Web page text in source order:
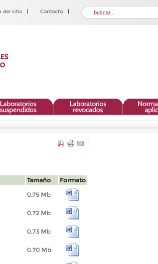
Tamaño
Formato
0.75 Mb
0.72 Mb
0.73 Mb
0.70 Mb